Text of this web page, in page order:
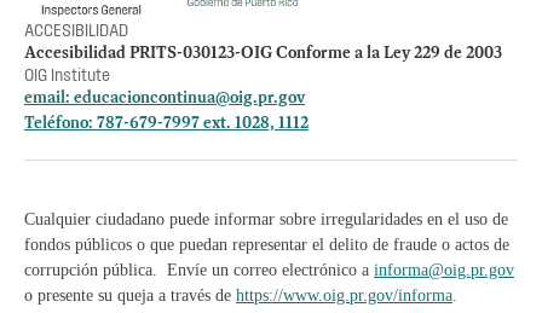
ACCESIBILIDAD
Accesibilidad PRITS-030123-OIG Conforme a la Ley 229 de 2003
OIG Institute
email: educacioncontinua@oig.pr.gov
Teléfono: 787-679-7997 ext. 1028, 1112
Cualquier ciudadano puede informar sobre irregularidades en el uso de
fondos públicos o que puedan representar el delito de fraude o actos de
corrupción pública. Envíe un correo electrónico a informa@oig.pr.gov
o presente su queja a través de https://www.oig.pr.gov/informa.